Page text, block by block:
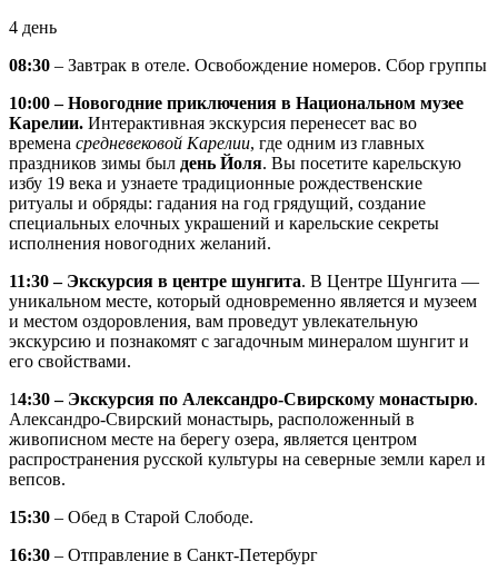
4 день
08:30 – Завтрак в отеле. Освобождение номеров. Сбор группы
10:00 – Новогодние приключения в Национальном музее
Карелии. Интерактивная экскурсия перенесет вас во
времена средневековой Карелии, где одним из главных
праздников зимы был день Йоля. Вы посетите карельскую
избу 19 века и узнаете традиционные рождественские
ритуалы и обряды: гадания на год грядущий, создание
специальных елочных украшений и карельские секреты
исполнения новогодних желаний.
11:30 – Экскурсия в центре шунгита. В Центре Шунгита —
уникальном месте, который одновременно является и музеем
и местом оздоровления, вам проведут увлекательную
экскурсию и познакомят с загадочным минералом шунгит и
его свойствами.
14:30 – Экскурсия по Александро-Свирскому монастырю.
Александро-Свирский монастырь, расположенный в
живописном месте на берегу озера, является центром
распространения русской культуры на северные земли карел и
вепсов.
15:30 – Обед в Старой Слободе.
16:30 – Отправление в Санкт-Петербург